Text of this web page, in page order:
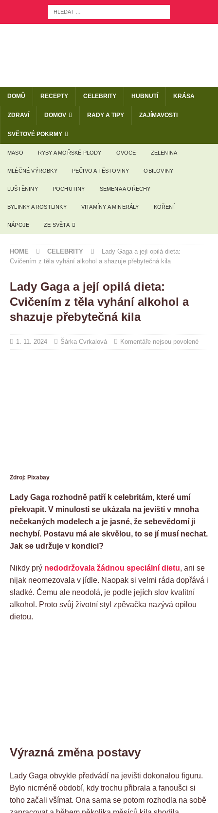
DOMŮ RECEPTY CELEBRITY HUBNUTÍ KRÁSA
ZDRAVÍ DOMOV RADY A TIPY ZAJÍMAVOSTI
SVĚTOVÉ POKRMY
MASO RYBY A MOŘSKÉ PLODY OVOCE ZELENINA
MLÉČNÉ VÝROBKY PEČIVO A TĚSTOVINY OBILOVINY
LUŠTĚNINY POCHUTINY SEMENA A OŘECHY
BYLINKY A ROSTLINKY VITAMÍNY A MINERÁLY KOŘENÍ
NÁPOJE ZE SVĚTA
HOME CELEBRITY
Lady Gaga a její opilá dieta:
Cvičením z těla vyhání alkohol a shazuje přebytečná kila
Lady Gaga a její opilá dieta:
Cvičením z těla vyhání alkohol a
shazuje přebytečná kila
1. 11. 2024 Šárka Cvrkalová Komentáře nejsou povolené
Zdroj: Pixabay
Lady Gaga rozhodně patří k celebritám, které umí
překvapit. V minulosti se ukázala na jevišti v mnoha
nečekaných modelech a je jasné, že sebevědomí ji
nechybí. Postavu má ale skvělou, to se jí musí nechat.
Jak se udržuje v kondici?
Nikdy prý nedodržovala žádnou speciální dietu, ani se
nijak neomezovala v jídle. Naopak si velmi ráda dopřává i
sladké. Čemu ale neodolá, je podle jejích slov kvalitní
alkohol. Proto svůj životní styl zpěvačka nazývá opilou
dietou.
Výrazná změna postavy
Lady Gaga obvykle předvádí na jevišti dokonalou figuru.
Bylo nicméně období, kdy trochu přibrala a fanoušci si
toho začali všímat. Ona sama se potom rozhodla na sobě